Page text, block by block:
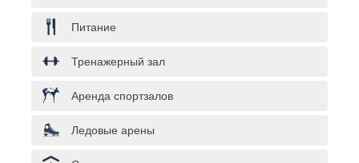
Питание
Тренажерный зал
Аренда спортзалов
Ледовые арены